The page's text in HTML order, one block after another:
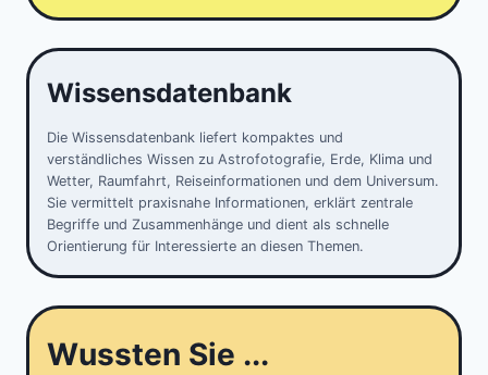
Wissensdatenbank
Die Wissensdatenbank liefert kompaktes und
verständliches Wissen zu Astrofotografie, Erde, Klima und
Wetter, Raumfahrt, Reiseinformationen und dem Universum.
Sie vermittelt praxisnahe Informationen, erklärt zentrale
Begriffe und Zusammenhänge und dient als schnelle
Orientierung für Interessierte an diesen Themen.
Wussten Sie ...